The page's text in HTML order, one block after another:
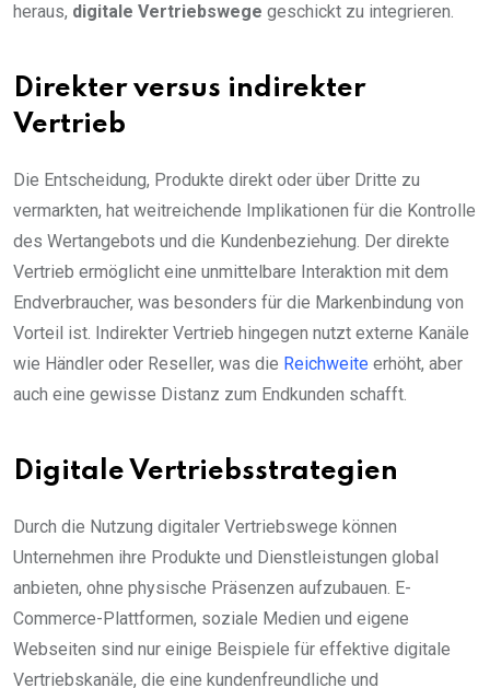
heraus, digitale Vertriebswege geschickt zu integrieren.
Direkter versus indirekter
Vertrieb
Die Entscheidung, Produkte direkt oder über Dritte zu
vermarkten, hat weitreichende Implikationen für die Kontrolle
des Wertangebots und die Kundenbeziehung. Der direkte
Vertrieb ermöglicht eine unmittelbare Interaktion mit dem
Endverbraucher, was besonders für die Markenbindung von
Vorteil ist. Indirekter Vertrieb hingegen nutzt externe Kanäle
wie Händler oder Reseller, was die Reichweite erhöht, aber
auch eine gewisse Distanz zum Endkunden schafft.
Digitale Vertriebsstrategien
Durch die Nutzung digitaler Vertriebswege können
Unternehmen ihre Produkte und Dienstleistungen global
anbieten, ohne physische Präsenzen aufzubauen. E-
Commerce-Plattformen, soziale Medien und eigene
Webseiten sind nur einige Beispiele für effektive digitale
Vertriebskanäle, die eine kundenfreundliche und